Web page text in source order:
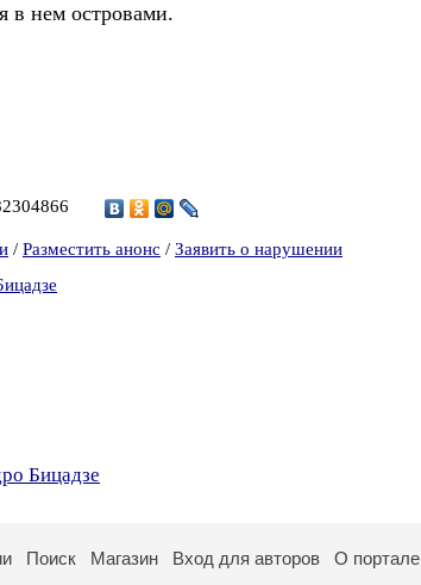
в нем островами.
/ Разместить анонс / Заявить о нарушении
Бицадзе
Поиск Магазин Вход для авторов О портале